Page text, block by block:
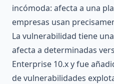
incómoda: afecta a una
empresas usan
La vulnerabilidad tiene
afecta a determinadas
Enterprise 10.x y fue
de vulnerabilidades